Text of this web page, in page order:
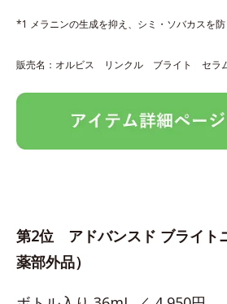
*1 メラニンの生成を抑え、シミ・ソバカスを防
販売名：オルビス リンクル ブライト セラ
第2位 アドバンスド ブライト
薬部外品）